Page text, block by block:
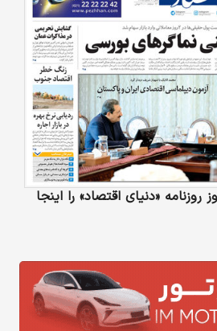
«دنیای‌ اقتصاد» را اینجا